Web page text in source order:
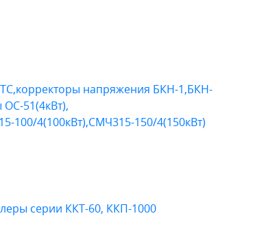
напряжения БКН-1,БКН-
51(4кВт),
100/4(100кВт),СМЧ315-150/4(150кВт)
серии ККТ-60, ККП-1000